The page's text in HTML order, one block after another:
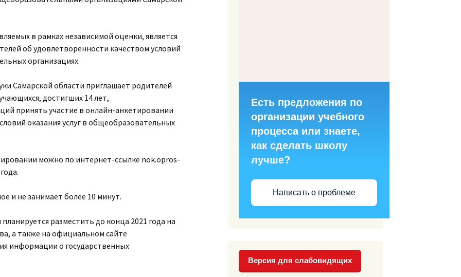
в рамках независимой оценки, является
об удовлетворенности качеством условий
организациях.
Самарской области приглашает родителей
достигших 14 лет,
принять участие в онлайн-анкетировании
оказания услуг в общеобразовательных
можно по интернет-ссылке nok.opros-
и не занимает более 10 минут.
разместить до конца 2021 года на
а также на официальном сайте
информации о государственных
Есть предложения по
организации учебного
процесса или знаете,
как сделать школу
лучше?
Написать о проблеме
Версия для слабовидящих